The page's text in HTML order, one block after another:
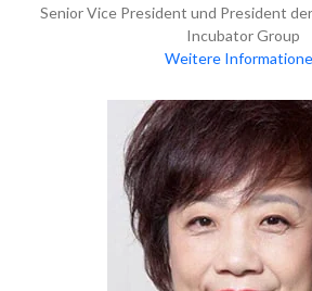
Senior Vice President und President
Incubator Group
Weitere